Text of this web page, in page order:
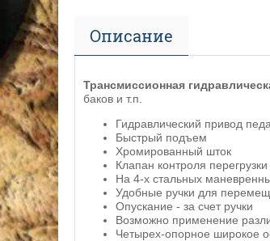
Описание
Трансмиссионная
баков и т.п.
Гидравлический привод
Быстрый подъем
Хромированный шток
Клапан контроля перегрузки
На 4-х стальных
Удобные ручки для
Опускание - за счет ручки
Возможно применение
Четырех-опорное широкое